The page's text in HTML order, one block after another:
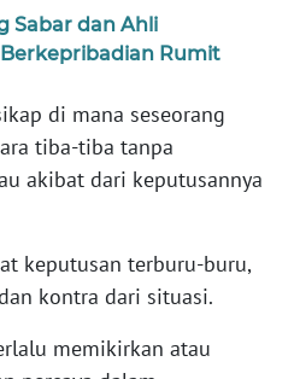
Sabar dan Ahli
Rumit
di mana seseorang
tiba-tiba tanpa
akibat dari keputusannya
keputusan terburu-buru,
kontra dari situasi.
memikirkan atau